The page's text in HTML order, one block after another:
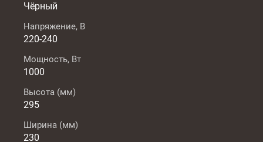
Чёрный
Напряжение, В
220-240
Мощность, Вт
1000
Высота (мм)
295
Ширина (мм)
230